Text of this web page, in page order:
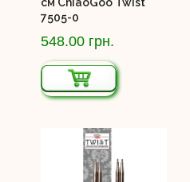
см ChiaoGoo Twist
7505-0
548.00 грн.